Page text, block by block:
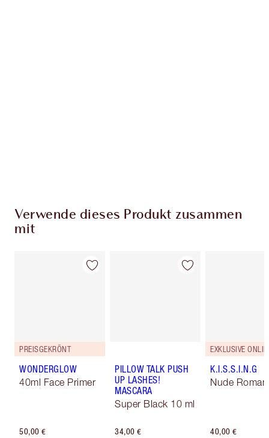
Verwende dieses Produkt zusammen
mit
PREISGEKRÖNT
WONDERGLOW
40ml Face Primer
50,00 €
PILLOW TALK PUSH
UP LASHES!
MASCARA
Super Black 10 ml
34,00 €
K.I.S.S.I.N.G
Nude
40,00 €